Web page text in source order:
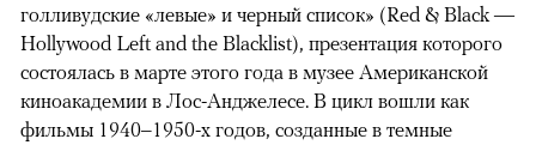
голливудские «левые» и черный список» (Red & Black —
Hollywood Left and the Blacklist), презентация которого
состоялась в марте этого года в музее Американской
киноакадемии в Лос-Анджелесе. В цикл вошли как
фильмы 1940–1950-х годов, созданные в темные